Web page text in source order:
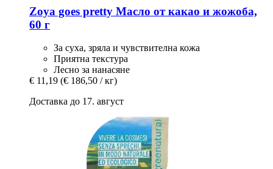
Zoya goes pretty Масло от какао и жожоба,
60 г
За суха, зряла и чувствителна кожа
Приятна текстура
Лесно за нанасяне
€ 11,19 (€ 186,50 / кг)
Доставка до 17. август